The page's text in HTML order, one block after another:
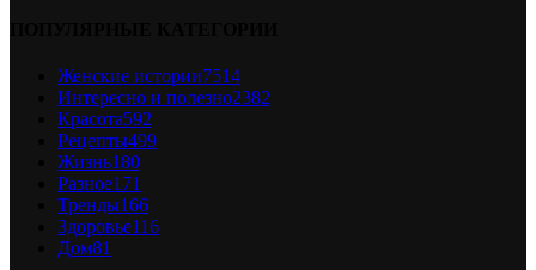
Женские истории7514
Интересно и полезно2382
Красота592
Рецепты499
Жизнь180
Разное171
Тренды166
Здоровье116
Дом81